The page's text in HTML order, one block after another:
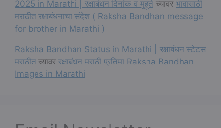
2025 in Marathi | रक्षाबंधन दिनांक व मुहूर्त च्यावर भावासाठी
मराठीत रक्षाबंधनाचा संदेश ( Raksha Bandhan message
for brother in Marathi )
Raksha Bandhan Status in Marathi | रक्षाबंधन स्टेटस
मराठीत च्यावर रक्षाबंधन मराठी प्रतिमा Raksha Bandhan
Images in Marathi